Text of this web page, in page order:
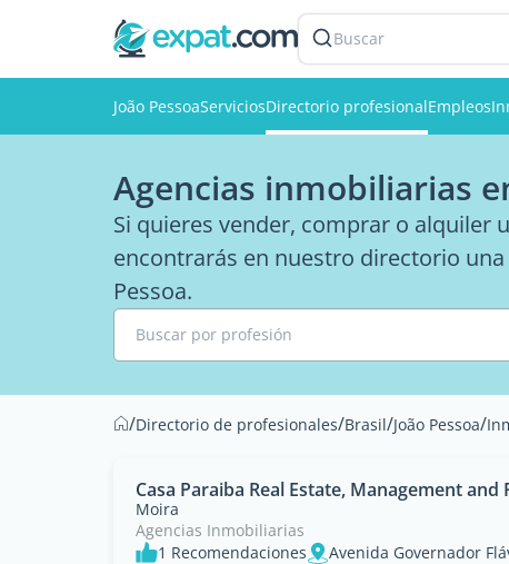
Buscar
João PessoaServiciosDirectorio profesionalEmpleos
Agencias inmobiliarias
Si quieres vender, comprar o alquiler
encontrarás en nuestro directorio
Pessoa.
Buscar por profesión
/Directorio de profesionales/Brasil/João Pessoa/
Casa Paraiba Real Estate, Management
Moira
Agencias Inmobiliarias
1 Recomendaciones
Avenida Governador